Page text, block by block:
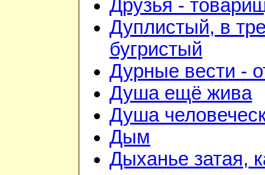
Друзья -
Дуплистый, в
бугристый
Дурные вести -
Душа ещё жива
Душа
Дым
Дыханье затая,